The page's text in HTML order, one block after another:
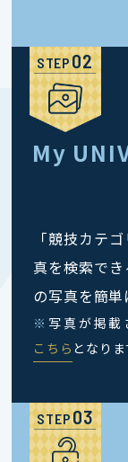
STEP
My
「競技カテ
真を検索で
の写真を簡単
※ 写真が掲載
こちら となりま
STEP